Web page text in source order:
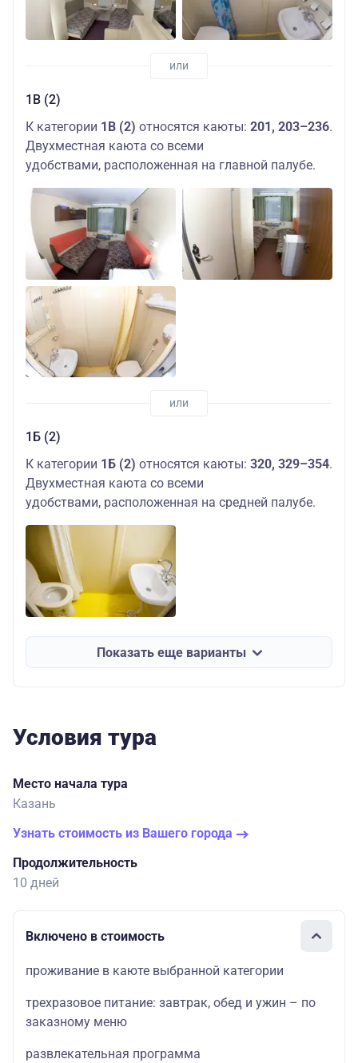
1В (2)
К категории 1В (2) относятся каюты: 201, 203–236.
Двухместная каюта со всеми
удобствами, расположенная на главной палубе.
1Б (2)
К категории 1Б (2) относятся каюты: 320, 329–354.
Двухместная каюта со всеми
удобствами, расположенная на средней палубе.
Показать еще варианты
Условия тура
Место начала тура
Казань
Узнать стоимость из Вашего города
Продолжительность
10 дней
Включено в стоимость
проживание в каюте выбранной категории
трехразовое питание: завтрак, обед и ужин – по
заказному меню
развлекательная программа